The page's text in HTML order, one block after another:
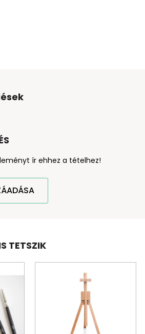
ír ehhez a tételhez!
TETSZIK